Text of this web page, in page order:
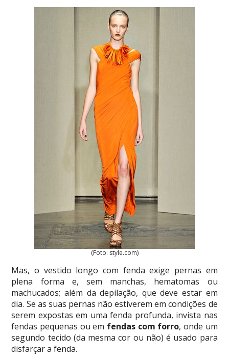
(Foto: style.com)
Mas, o vestido longo com fenda exige pernas em
plena forma e, sem manchas, hematomas ou
machucados; além da depilação, que deve estar em
dia. Se as suas pernas não estiverem em condições de
serem expostas em uma fenda profunda, invista nas
fendas pequenas ou em fendas com forro, onde um
segundo tecido (da mesma cor ou não) é usado para
disfarçar a fenda.